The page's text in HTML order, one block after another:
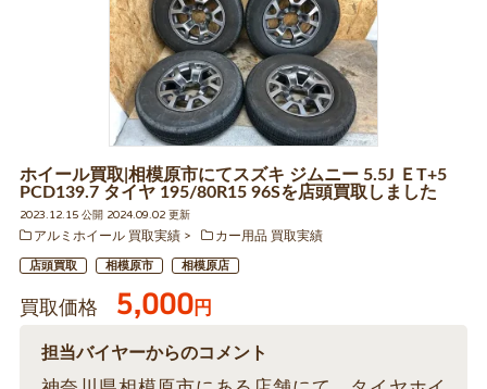
ホイール買取|相模原市にてスズキ ジムニー 5.5J ＥT+5
PCD139.7 タイヤ 195/80R15 96Sを店頭買取しました
2023.12.15 公開 2024.09.02 更新
アルミホイール 買取実績
カー用品 買取実績
店頭買取 相模原市 相模原店
買取価格 5,000円
担当バイヤーからのコメント